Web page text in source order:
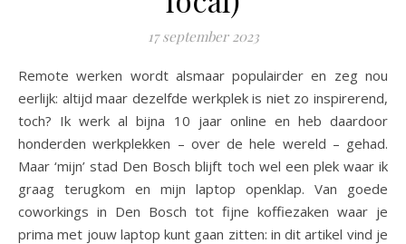
17 september 2023
Remote werken wordt alsmaar populairder en zeg nou
eerlijk: altijd maar dezelfde werkplek is niet zo inspirerend,
toch? Ik werk al bijna 10 jaar online en heb daardoor
honderden werkplekken – over de hele wereld – gehad.
Maar ‘mijn’ stad Den Bosch blijft toch wel een plek waar ik
graag terugkom en mijn laptop openklap. Van goede
coworkings in Den Bosch tot fijne koffiezaken waar je
prima met jouw laptop kunt gaan zitten: in dit artikel vind je